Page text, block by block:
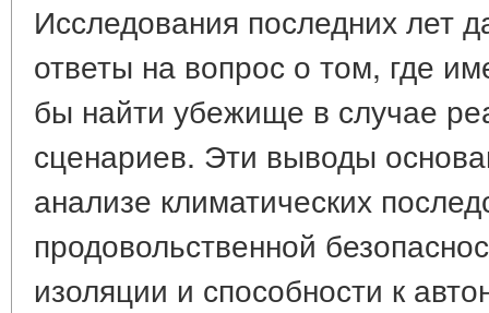
Исследования последних лет
ответы на вопрос о том, где
бы найти убежище в случае
сценариев. Эти выводы
анализе климатических
продовольственной
изоляции и способности к